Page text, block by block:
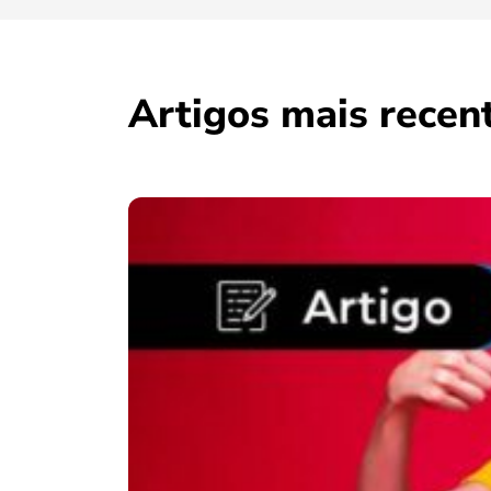
Artigos mais